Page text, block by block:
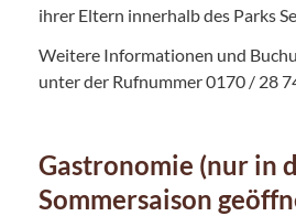
ihrer Eltern innerhalb des Parks
Weitere Informationen und
unter der Rufnummer 0170 / 28
Gastronomie (nur in
Sommersaison